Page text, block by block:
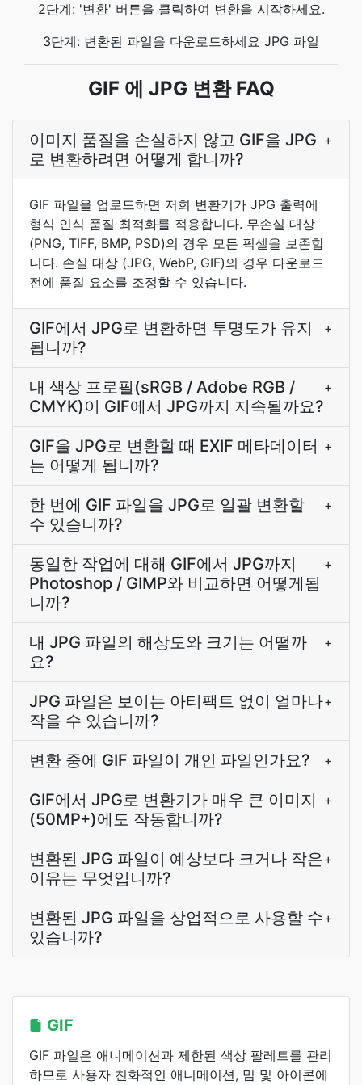
2단계: '변환' 버튼을 클릭하여 변환을 시작하세요.
3단계: 변환된 파일을 다운로드하세요 JPG 파일
GIF 에 JPG 변환 FAQ
이미지 품질을 손실하지 않고 GIF을 JPG
로 변환하려면 어떻게 합니까?
+
GIF 파일을 업로드하면 저희 변환기가 JPG 출력에
형식 인식 품질 최적화를 적용합니다. 무손실 대상
(PNG, TIFF, BMP, PSD)의 경우 모든 픽셀을 보존합
니다. 손실 대상 (JPG, WebP, GIF)의 경우 다운로드
전에 품질 요소를 조정할 수 있습니다.
GIF에서 JPG로 변환하면 투명도가 유지
됩니까?
+
내 색상 프로필(sRGB / Adobe RGB /
CMYK)이 GIF에서 JPG까지 지속될까요?
+
GIF을 JPG로 변환할 때 EXIF 메타데이터
는 어떻게 됩니까?
+
한 번에 GIF 파일을 JPG로 일괄 변환할
수 있습니까?
+
동일한 작업에 대해 GIF에서 JPG까지
Photoshop / GIMP와 비교하면 어떻게됩
니까?
+
내 JPG 파일의 해상도와 크기는 어떨까
요?
+
JPG 파일은 보이는 아티팩트 없이 얼마나
작을 수 있습니까?
+
변환 중에 GIF 파일이 개인 파일인가요? +
GIF에서 JPG로 변환기가 매우 큰 이미지
(50MP+)에도 작동합니까?
+
변환된 JPG 파일이 예상보다 크거나 작은
이유는 무엇입니까?
+
변환된 JPG 파일을 상업적으로 사용할 수
있습니까?
+
GIF
GIF 파일은 애니메이션과 제한된 색상 팔레트를 관리
하므로 사용자 친화적인 애니메이션, 밈 및 아이콘에